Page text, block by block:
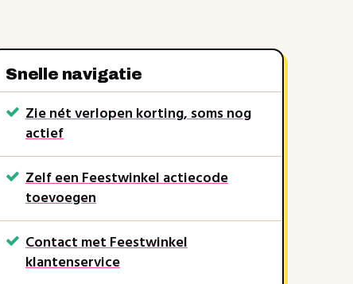
Snelle navigatie
Zie nét verlopen korting, soms nog
actief
Zelf een Feestwinkel actiecode
toevoegen
Contact met Feestwinkel
klantenservice